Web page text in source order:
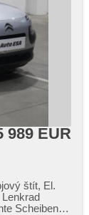
989 EUR
štít, El.
Scheiben,